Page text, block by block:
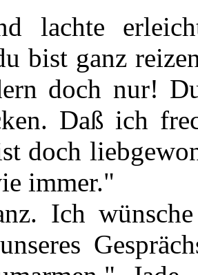
lachte
bist ganz
doch nur!
Daß ich
doch
immer."
Ich